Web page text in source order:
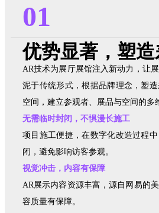
01
优势显著，塑
AR技术为展厅展馆注入新动力，让
泥于传统形式，根据品牌理念，塑
空间，建立参观者、展品与空间的多
无需临时封闭，不惧漫长施工
项目施工便捷，在数字化改造过程
闭，避免影响访客参观。
视觉冲击，内容有保障
AR展示内容资源丰富，源自网易的
容质量有保障。